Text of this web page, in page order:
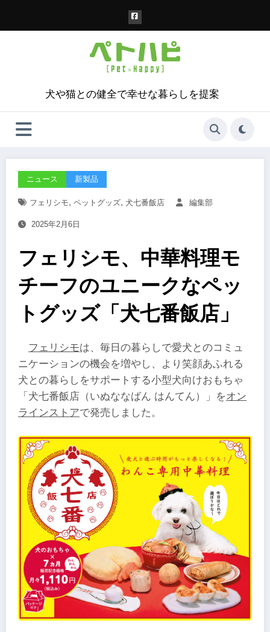
犬や猫との健全で幸せな暮らしを提案
ニュース 新製品
フェリシモ, ペットグッズ, 犬七番飯店 編集部
2025年2月6日
フェリシモ、中華料理モ
チーフのユニークなペッ
トグッズ「犬七番飯店」
フェリシモは、毎日の暮らしで愛犬とのコミュ
ニケーションの機会を増やし、より笑顔あふれる
犬との暮らしをサポートする小型犬向けおもちゃ
「犬七番飯店（いぬななばん はんてん）」をオン
ラインストアで発売しました。